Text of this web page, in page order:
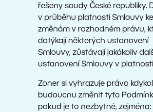
řešeny soudy České republiky.
v průběhu platnosti Smlouvy ke
změnám v rozhodném právu,
dotýkají některých ustanovení
Smlouvy, zůstávají jakákoliv
ustanovení Smlouvy v
Zoner si vyhrazuje právo
budoucnu změnit tyto
pokud je to nezbytné, zejména: